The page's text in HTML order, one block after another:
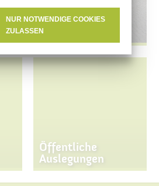
Amtsblatt
Öffentliche
Auslegungen
NUR NOTWENDIGE COOKIES
ZULASSEN